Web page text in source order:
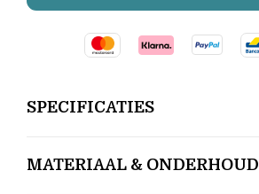
SPECIFICATIES
MATERIAAL & ONDERHOUD